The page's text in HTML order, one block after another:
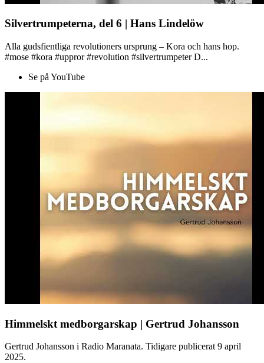
Silvertrumpeterna, del 6 | Hans Lindelöw
Alla gudsfientliga revolutioners ursprung – Kora och hans hop.
#mose #kora #uppror #revolution #silvertrumpeter D...
Se på YouTube
Himmelskt medborgarskap | Gertrud Johansson
Gertrud Johansson i Radio Maranata. Tidigare publicerat 9 april
2025.